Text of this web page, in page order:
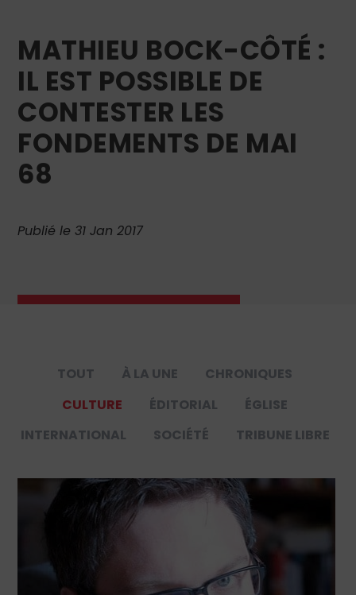
MATHIEU BOCK-CÔTÉ :
IL EST POSSIBLE DE
CONTESTER LES
FONDEMENTS DE MAI
68
Publié le 31 Jan 2017
TOUT À LA UNE
CHRONIQUES
CULTURE
ÉDITORIAL
ÉGLISE
INTERNATIONAL
SOCIÉTÉ TRIBUNE LIBRE